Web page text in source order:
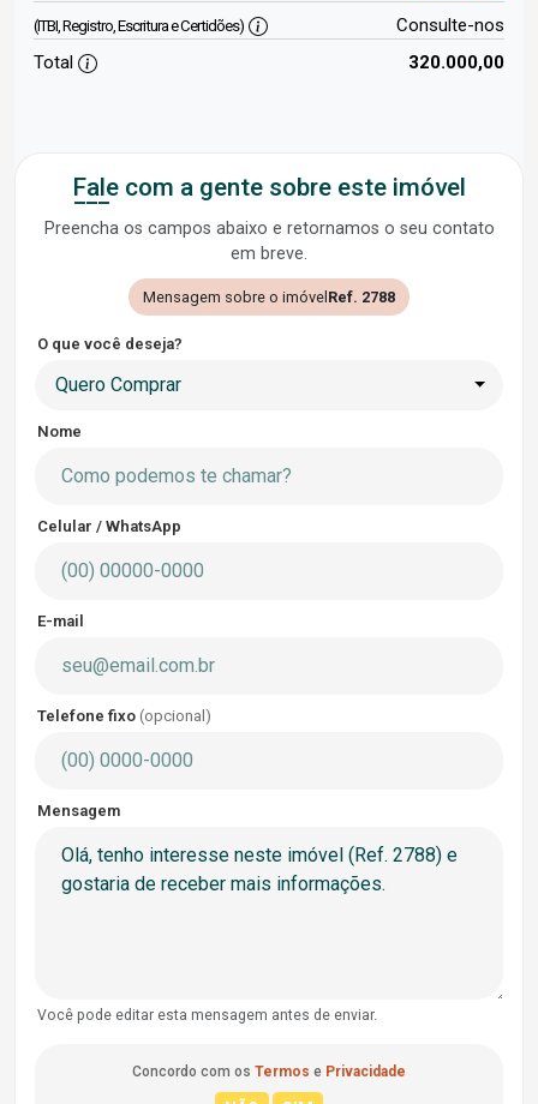
(ITBI, Registro, Escritura e Certidões)
Consulte-nos
Total
320.000,00
Fale com a gente sobre este imóvel
Preencha os campos abaixo e retornamos o seu contato
em breve.
Mensagem sobre o imóvel Ref. 2788
O que você deseja?
Quero Comprar
Nome
Celular / WhatsApp
E-mail
Telefone fixo (opcional)
Mensagem
Você pode editar esta mensagem antes de enviar.
Concordo com os Termos e Privacidade